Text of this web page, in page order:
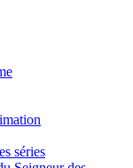
séries